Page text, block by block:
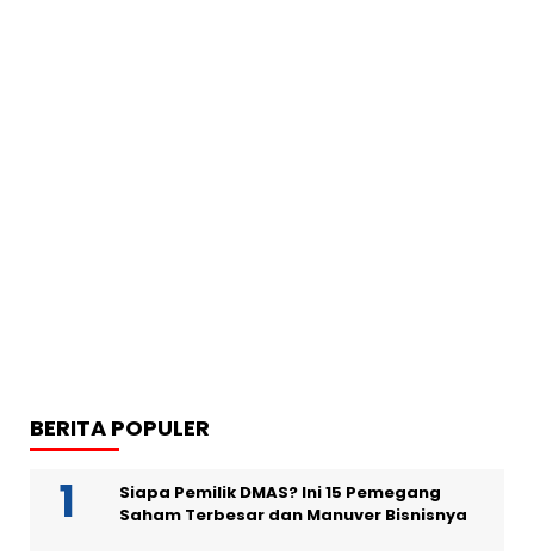
BERITA POPULER
Siapa Pemilik DMAS? Ini 15 Pemegang
Saham Terbesar dan Manuver Bisnisnya